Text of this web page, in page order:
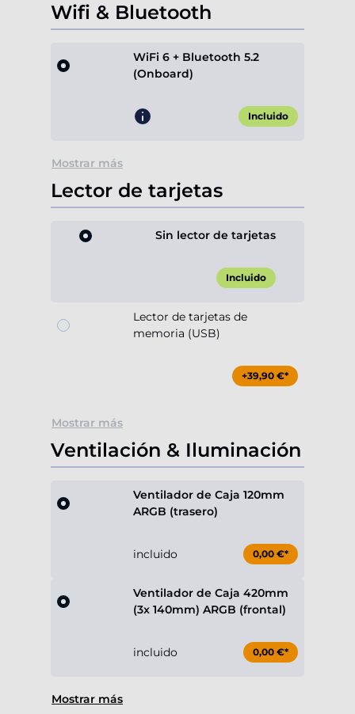
Wifi & Bluetooth
WiFi 6 + Bluetooth 5.2
(Onboard)
Incluido
Mostrar más
Lector de tarjetas
Sin lector de tarjetas
Incluido
Lector de tarjetas de
memoria (USB)
+39,90 €*
Mostrar más
Ventilación & Iluminación
Ventilador de Caja 120mm
ARGB (trasero)
incluido 0,00 €*
Ventilador de Caja 420mm
(3x 140mm) ARGB (frontal)
incluido 0,00 €*
Mostrar más